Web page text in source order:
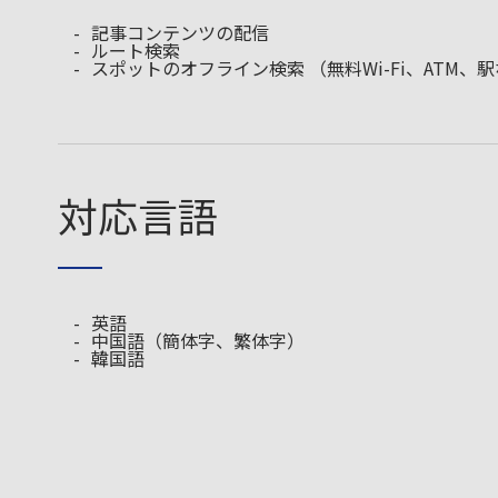
記事コンテンツの配信
ルート検索
スポットのオフライン検索 （無料Wi-Fi、ATM、
対応言語
英語
中国語（簡体字、繁体字）
韓国語